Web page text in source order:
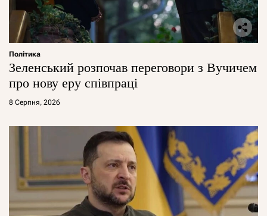
Політика
Зеленський розпочав переговори з Вучичем
про нову еру співпраці
8 Серпня, 2026